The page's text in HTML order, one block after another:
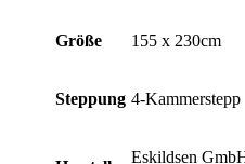
Größe 155 x 230cm
Steppung 4-Kammerstepp
Eskildsen